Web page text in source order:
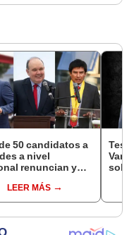
50 candidatos a
a nivel
renuncian y
LEER MÁS